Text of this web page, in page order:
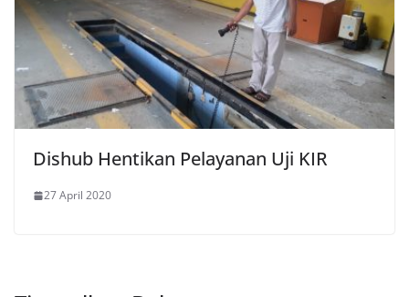
Dishub Hentikan Pelayanan Uji KIR
27 April 2020